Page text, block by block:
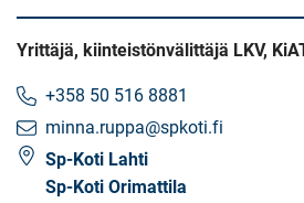
Yrittäjä, kiinteistönvälittäjä LKV,
+358 50 516 8881
minna.ruppa@spkoti.fi
Sp-Koti Lahti
Sp-Koti Orimattila